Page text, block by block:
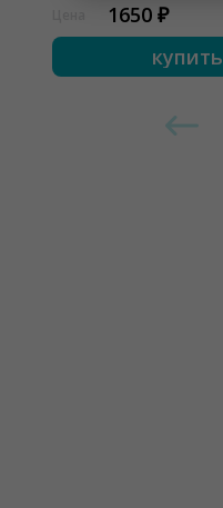
1650 ₽
купить